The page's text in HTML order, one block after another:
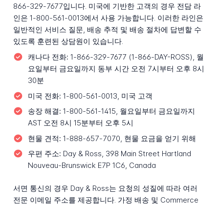
866-329-7677입니다. 미국에 기반한 고객의 경우 전담 라
인은 1-800-561-0013에서 사용 가능합니다. 이러한 라인은
일반적인 서비스 질문, 배송 추적 및 배송 절차에 답변할 수
있도록 훈련된 상담원이 있습니다.
캐나다 전화: 1-866-329-7677 (1-866-DAY-ROSS), 월
요일부터 금요일까지 동부 시간 오전 7시부터 오후 8시
30분
미국 전화: 1-800-561-0013, 미국 고객
송장 해결: 1-800-561-1415, 월요일부터 금요일까지
AST 오전 8시 15분부터 오후 5시
현물 견적: 1-888-657-7070, 현물 요금을 얻기 위해
우편 주소: Day & Ross, 398 Main Street Hartland
Nouveau-Brunswick E7P 1C6, Canada
서면 통신의 경우 Day & Ross는 요청의 성질에 따라 여러
전문 이메일 주소를 제공합니다. 가정 배송 및 Commerce